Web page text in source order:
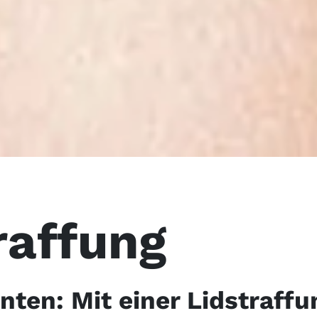
Mit einer